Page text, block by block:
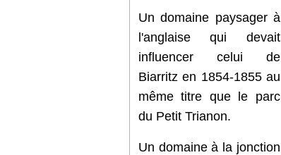
Un domaine paysager à
l'anglaise qui devait
influencer celui de
Biarritz en 1854-1855 au
même titre que le parc
du Petit Trianon.
Un domaine à la jonction